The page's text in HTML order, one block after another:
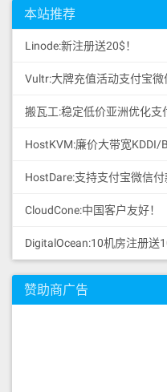
本站推荐
Linode:新注册送20$！
Vultr:大牌充值活动支付宝微
搬瓦工:稳定低价亚洲优化支
HostKVM:廉价大带宽KDDI/
HostDare:支持支付宝微信付
CloudCone:中国客户友好！
DigitalOcean:10机房注册送
赞助商广告